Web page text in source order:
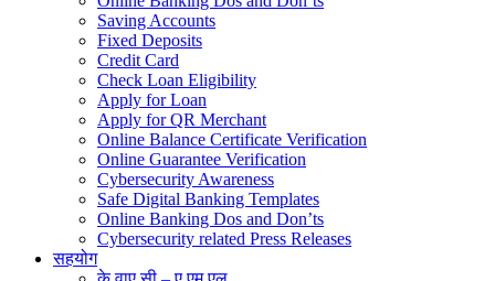
Saving Accounts
Fixed Deposits
Credit Card
Check Loan Eligibility
Apply for Loan
Apply for QR Merchant
Online Balance Certificate Verification
Online Guarantee Verification
Cybersecurity Awareness
Safe Digital Banking Templates
Online Banking Dos and Don’ts
Cybersecurity related Press Releases
सहयोग